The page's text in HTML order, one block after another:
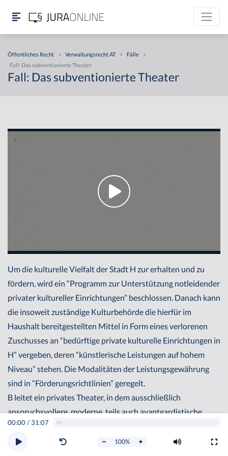
Öffentliches Recht > Verwaltungsrecht AT > Fälle
>
Fall: Das subventionierte Theater
Fall: Das subventionierte Theater
00:00/ 31:07
100%
Um die kulturelle Vielfalt der Stadt H zur erhalten und zu
fördern, wird ein “Programm zur Unterstützung notleidender
privater kultureller Einrichtungen” beschlossen. Danach kann
die insoweit zuständige Kulturbehörde die hierfür im
Haushalt bereitgestellten Mittel in Form eines verlorenen
Zuschusses an “bedürftige private kulturelle Einrichtungen in
H” vergeben, deren “künstlerische Leistungen auf hohem
Niveau” stehen. Die Modalitäten der Leistungsgewährung
sind in “Förderungsrichtlinien” geregelt.
B leitet ein privates Theater, in dem ausschließlich
anspruchsvollere, moderne, teils auch avantgardistische
Stücke gespielt werden. Die Zuschauerresonanz ist
entsprechend gering. Das angesehene und weit über die